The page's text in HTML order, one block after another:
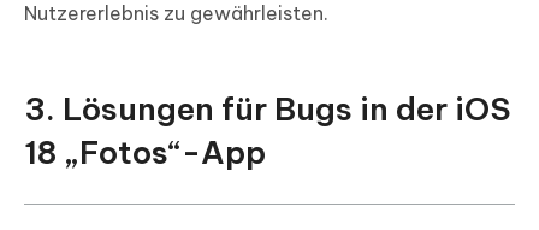
Nutzererlebnis zu gewährleisten.
3. Lösungen für Bugs in der iOS
18 „Fotos“-App